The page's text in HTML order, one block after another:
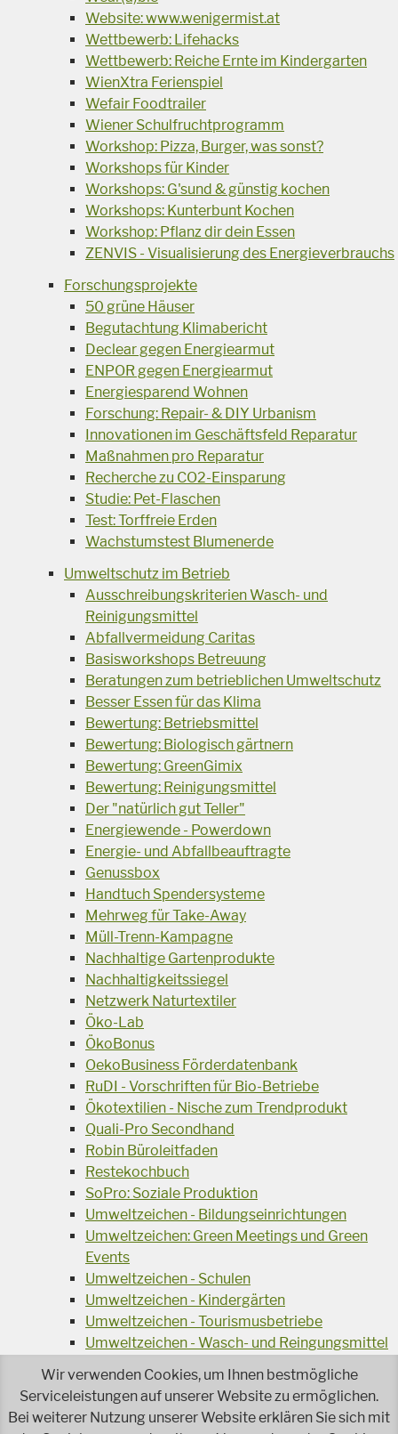
Website: www.wenigermist.at
Wettbewerb: Lifehacks
Wettbewerb: Reiche Ernte im Kindergarten
WienXtra Ferienspiel
Wefair Foodtrailer
Wiener Schulfruchtprogramm
Workshop: Pizza, Burger, was sonst?
Workshops für Kinder
Workshops: G'sund & günstig kochen
Workshops: Kunterbunt Kochen
Workshop: Pflanz dir dein Essen
ZENVIS - Visualisierung des Energieverbrauchs
Forschungsprojekte
50 grüne Häuser
Begutachtung Klimabericht
Declear gegen Energiearmut
ENPOR gegen Energiearmut
Energiesparend Wohnen
Forschung: Repair- & DIY Urbanism
Innovationen im Geschäftsfeld Reparatur
Maßnahmen pro Reparatur
Recherche zu CO2-Einsparung
Studie: Pet-Flaschen
Test: Torffreie Erden
Wachstumstest Blumenerde
Umweltschutz im Betrieb
Ausschreibungskriterien Wasch- und
Reinigungsmittel
Abfallvermeidung Caritas
Basisworkshops Betreuung
Beratungen zum betrieblichen Umweltschutz
Besser Essen für das Klima
Bewertung: Betriebsmittel
Bewertung: Biologisch gärtnern
Bewertung: GreenGimix
Bewertung: Reinigungsmittel
Der "natürlich gut Teller"
Energiewende - Powerdown
Energie- und Abfallbeauftragte
Genussbox
Handtuch Spendersysteme
Mehrweg für Take-Away
Müll-Trenn-Kampagne
Nachhaltige Gartenprodukte
Nachhaltigkeitssiegel
Netzwerk Naturtextiler
Öko-Lab
ÖkoBonus
OekoBusiness Förderdatenbank
RuDI - Vorschriften für Bio-Betriebe
Ökotextilien - Nische zum Trendprodukt
Quali-Pro Secondhand
Robin Büroleitfaden
Restekochbuch
SoPro: Soziale Produktion
Umweltzeichen - Bildungseinrichtungen
Umweltzeichen: Green Meetings und Green
Events
Umweltzeichen - Schulen
Umweltzeichen - Kindergärten
Umweltzeichen - Tourismusbetriebe
Umweltzeichen - Wasch- und Reingungsmittel
Veranstaltungsreihe Ressourcen-Effizienz
Wiederverwendung von Elektroaltgeräten
Wasser - das Businessgetränk
Wohnprojekt Parcours
Wir verwenden Cookies, um Ihnen bestmögliche
Serviceleistungen auf unserer Website zu ermöglichen.
Bei weiterer Nutzung unserer Website erklären Sie sich mit